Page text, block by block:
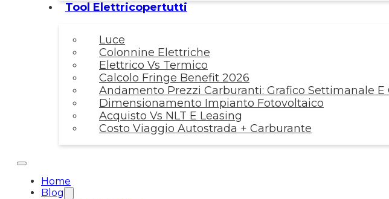
Tool Elettricopertutti
Luce
Colonnine Elettriche
Elettrico Vs Termico
Calcolo Fringe Benefit 2026
Andamento Prezzi Carburanti: Grafico Settimanale E
Dimensionamento Impianto Fotovoltaico
Acquisto Vs NLT E Leasing
Costo Viaggio Autostrada + Carburante
Home
Blog